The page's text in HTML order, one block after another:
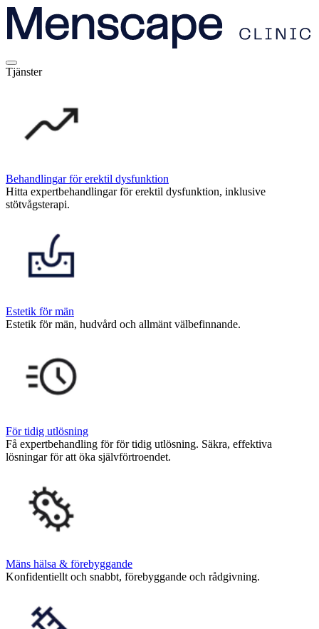
Tjänster
Behandlingar för erektil dysfunktion
Hitta expertbehandlingar för erektil dysfunktion, inklusive
stötvågsterapi.
Estetik för män
Estetik för män, hudvård och allmänt välbefinnande.
För tidig utlösning
Få expertbehandling för för tidig utlösning. Säkra, effektiva
lösningar för att öka självförtroendet.
Mäns hälsa & förebyggande
Konfidentiellt och snabbt, förebyggande och rådgivning.